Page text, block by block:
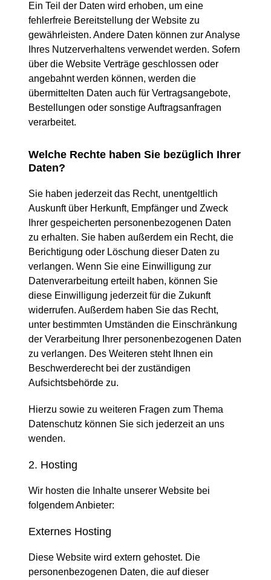
Ein Teil der Daten wird erhoben, um eine
fehlerfreie Bereitstellung der Website zu
gewährleisten. Andere Daten können zur Analyse
Ihres Nutzerverhaltens verwendet werden. Sofern
über die Website Verträge geschlossen oder
angebahnt werden können, werden die
übermittelten Daten auch für Vertragsangebote,
Bestellungen oder sonstige Auftragsanfragen
verarbeitet.
Welche Rechte haben Sie bezüglich Ihrer
Daten?
Sie haben jederzeit das Recht, unentgeltlich
Auskunft über Herkunft, Empfänger und Zweck
Ihrer gespeicherten personenbezogenen Daten
zu erhalten. Sie haben außerdem ein Recht, die
Berichtigung oder Löschung dieser Daten zu
verlangen. Wenn Sie eine Einwilligung zur
Datenverarbeitung erteilt haben, können Sie
diese Einwilligung jederzeit für die Zukunft
widerrufen. Außerdem haben Sie das Recht,
unter bestimmten Umständen die Einschränkung
der Verarbeitung Ihrer personenbezogenen Daten
zu verlangen. Des Weiteren steht Ihnen ein
Beschwerderecht bei der zuständigen
Aufsichtsbehörde zu.
Hierzu sowie zu weiteren Fragen zum Thema
Datenschutz können Sie sich jederzeit an uns
wenden.
2. Hosting
Wir hosten die Inhalte unserer Website bei
folgendem Anbieter:
Externes Hosting
Diese Website wird extern gehostet. Die
personenbezogenen Daten, die auf dieser